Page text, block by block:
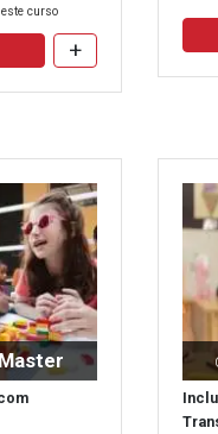
curso
+